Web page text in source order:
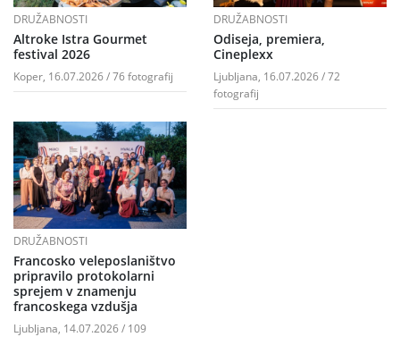
DRUŽABNOSTI
Altroke Istra Gourmet
festival 2026
Koper, 16.07.2026 / 76 fotografij
DRUŽABNOSTI
Odiseja, premiera,
Cineplexx
Ljubljana, 16.07.2026 / 72
fotografij
DRUŽABNOSTI
Francosko veleposlaništvo
pripravilo protokolarni
sprejem v znamenju
francoskega vzdušja
Ljubljana, 14.07.2026 / 109